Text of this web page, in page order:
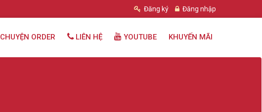
Đăng ký Đăng nhập
CHUYỆN ORDER LIÊN HỆ YOUTUBE KHUYẾN MÃI